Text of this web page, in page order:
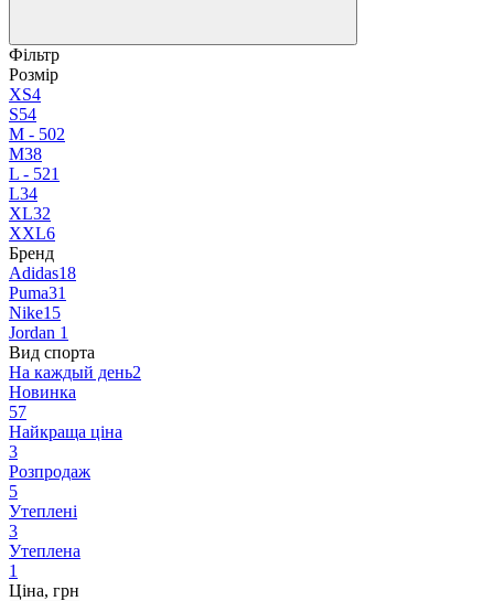
Фільтр
Розмір
XS4
S54
M - 502
M38
L - 521
L34
XL32
XXL6
Бренд
Adidas18
Puma31
Nike15
Jordan 1
Вид спорта
На каждый день2
Новинка
57
Найкраща ціна
3
Розпродаж
5
Утеплені
3
Утеплена
1
Ціна, грн